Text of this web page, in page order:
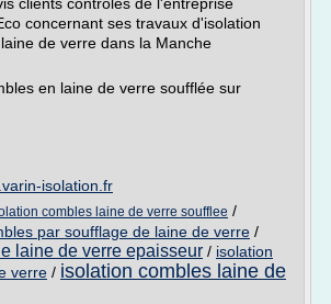
concernant ses travaux d'isolation
de verre dans la Manche
en laine de verre soufflée sur
isolation.fr
combles laine de verre soufflee /
par soufflage de laine de verre /
laine de verre epaisseur / isolation
verre / isolation combles laine de